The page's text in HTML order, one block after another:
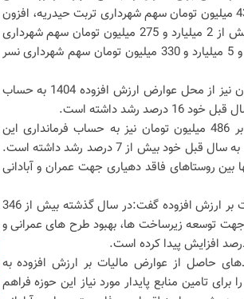
کشور است؛ تصریح کرد: از مبلغ فوق بالغ بر 205 میلیارد و 433 میلیون تومان سهم شهرداری تربت حیدریه، افزون
بر 5 میلیارد و 201 میلیون تومان متعلق به شهرداری بایگ، بیش از 2 میلیارد و 275 میلیون تومان سهم شهرداری
رباط، بالغ بر 5 میلیارد 456 میلیون تومان به شهرستان کدکن و 5 میلیارد و 330 میلیون تومان سهم شهرداری نسر
احسانی مهر ادامه داد:بالغ بر 105 میلیارد و 333 میلیون تومان نیز از محل عوارض ارزش افزوده 1404 به حساب
داشته است.
مدیر کل امور مالیاتی استان خراسان رضوی اظهارکرد: بالغ بر 486 میلیون تومان نیز به حساب فرمانداری این
شهرستان بابت روستاهای فاقد دهیاری واریز گردیده که نسبت به سال قبل خود بیش از 7 درصد رشد داشته است.
روستاهای فاقد دهیاری جهت عمران و آبادانی
احسانی مهر با اشاره به موضوع بند الف ماده 39 قانون مالیات بر ارزش افزوده گفت:در سال گذشته بیش از 346
جهت توسعه زیرساخت ها، بهبود طرح های عمرانی و
حاصل از عوارض مالیات بر ارزش افزوده به
تامین منابع پایدار مورد نیاز این حوزه فراهم